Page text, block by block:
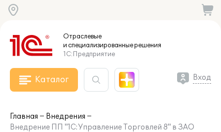
Отраслевые
и специализированныерешения
1С:Предприятие
Каталог Вход
Главная
Внедрения
Внедрение ПП "1С:Управление Торговлей 8" в ЗАО